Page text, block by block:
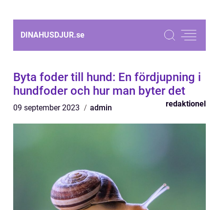
DINAHUSDJUR.se
Byta foder till hund: En fördjupning i
hundfoder och hur man byter det
09 september 2023 admin redaktionel